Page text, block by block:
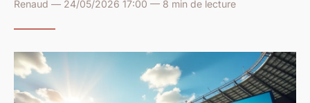
Renaud — 24/05/2026 17:00 — 8 min de lecture